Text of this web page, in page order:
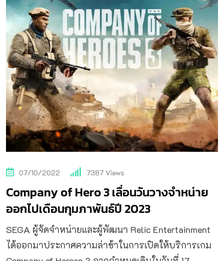
07/10/2022 7387 Views
Company of Hero 3 เลื่อนวันวางจำหน่าย
ออกไปเดือนกุมภาพันธ์ปี 2023
SEGA ผู้จัดจำหน่ายและผู้พัฒนา Relic Entertainment
ได้ออกมาประกาศความล่าช้าในการเปิดให้บริการเกม